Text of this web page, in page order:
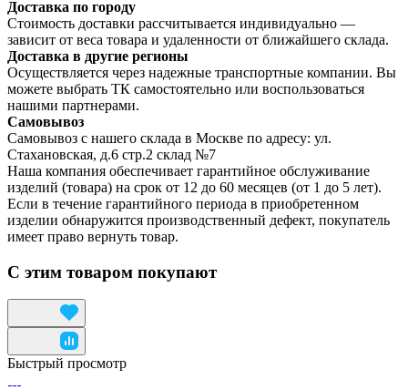
Доставка по городу
Стоимость доставки рассчитывается индивидуально —
зависит от веса товара и удаленности от ближайшего склада.
Доставка в другие регионы
Осуществляется через надежные транспортные компании. Вы
можете выбрать ТК самостоятельно или воспользоваться
нашими партнерами.
Самовывоз
Самовывоз с нашего склада в Москве по адресу: ул.
Стахановская, д.6 стр.2 склад №7
Наша компания обеспечивает гарантийное обслуживание
изделий (товара) на срок от 12 до 60 месяцев (от 1 до 5 лет).
Если в течение гарантийного периода в приобретенном
изделии обнаружится производственный дефект, покупатель
имеет право вернуть товар.
С этим товаром покупают
Быстрый просмотр